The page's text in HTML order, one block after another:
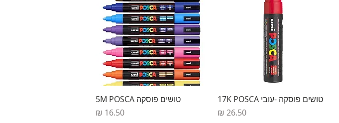
תצוגה מהירה
טושים פוסקה -עובי 17K POSCA
מחיר‏26.50 ‏₪
תצוגה מהירה
טושים פוסקה 5M POSCA
מחיר